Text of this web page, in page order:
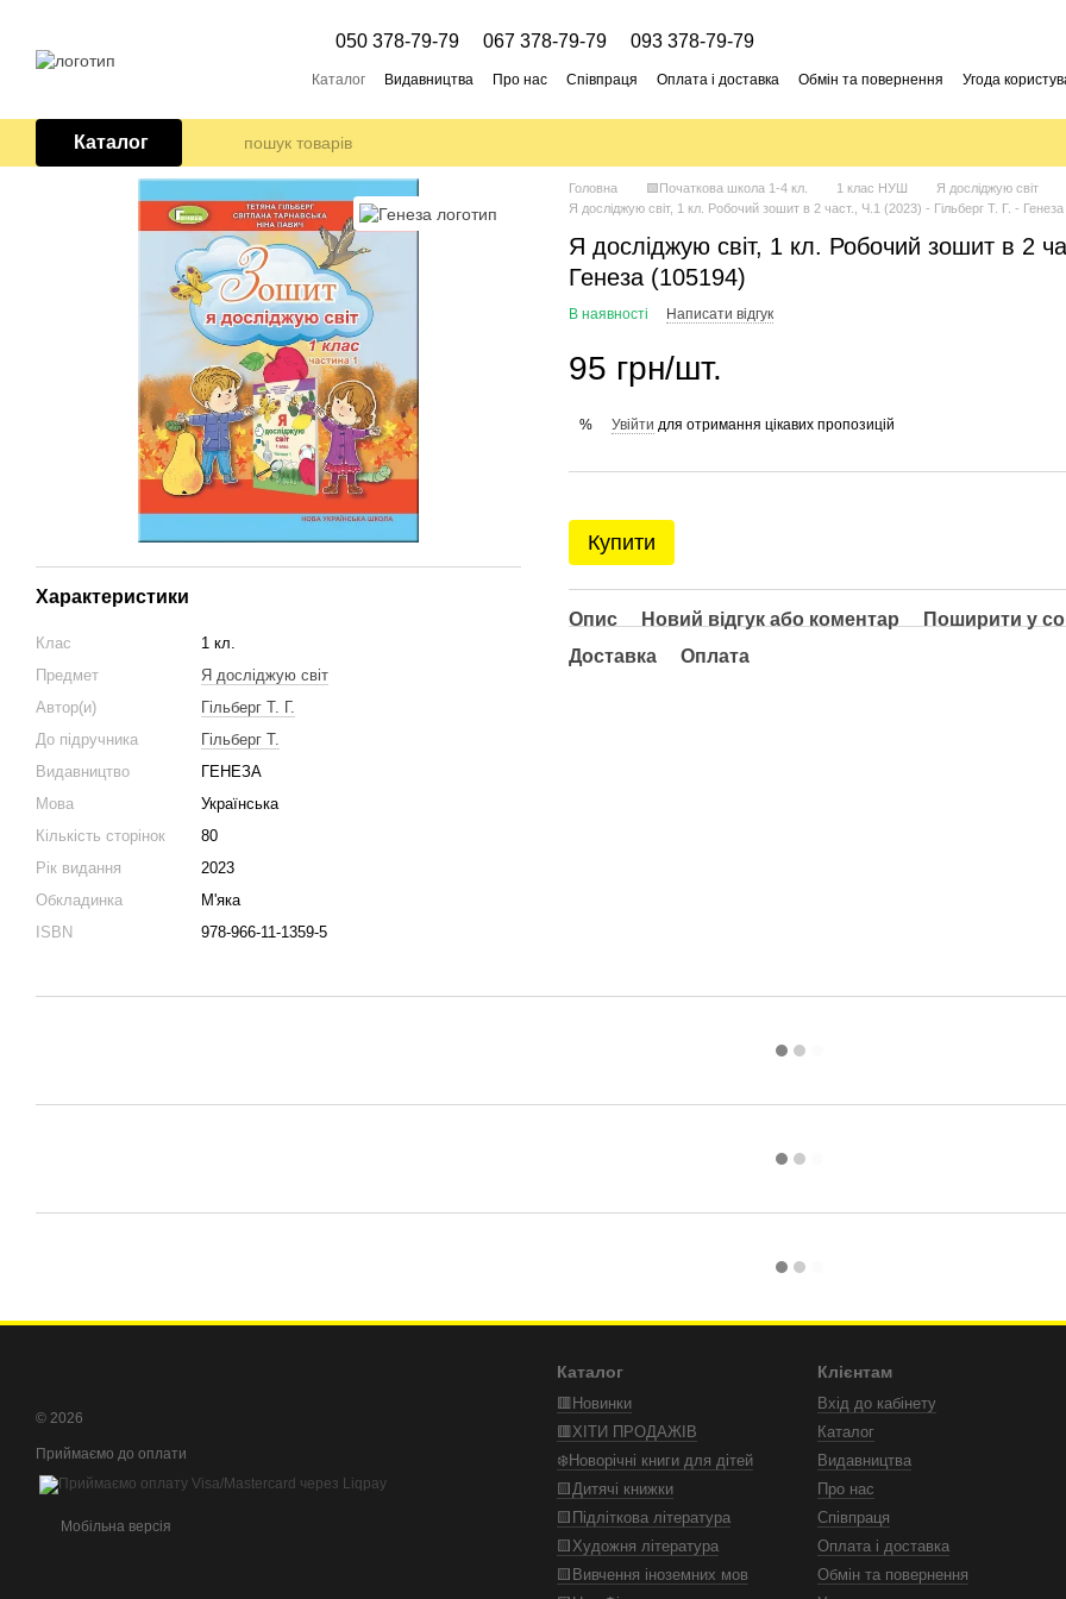
050 378-79-79 067 378-79-79 093 378-79-79
Каталог Видавництва Про нас Співпраця Оплата і доставка Обмін та повернення Угода
Каталог
Характеристики
Клас
1 кл.
Предмет
Я досліджую світ
Автор(и)
Гільберг Т. Г.
До підручника
Гільберг Т.
Видавництво
ГЕНЕЗА
Мова
Українська
Кількість сторінок
80
Рік видання
2023
Обкладинка
М'яка
ISBN
978-966-11-1359-5
Головна 🟩Початкова школа 1-4 кл. 1 клас НУШ
Я досліджую світ
Я досліджую світ, 1 кл. Робочий зошит в 2 част., Ч.1 (2023) - Гільберг Т. Г. -
Я досліджую світ, 1 кл. Робочий зошит в 2
Генеза (105194)
В наявності Написати відгук
95 грн/шт.
% Увійти для отримання цікавих пропозицій
Купити
Опис Новий відгук або коментар
Поширити у
Доставка
Оплата
© 2026
Приймаємо до оплати
Мобільна версія
Каталог
🟥Новинки
🟥ХІТИ ПРОДАЖІВ
❄️Новорічні книги для дітей
🟨Дитячі книжки
🟨Підліткова література
🟨Художня література
🟨Вивчення іноземних мов
Клієнтам
Вхід до кабінету
Каталог
Видавництва
Про нас
Співпраця
Оплата і доставка
Обмін та повернення